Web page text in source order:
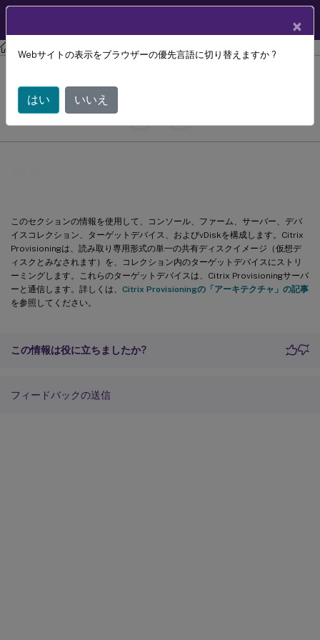
Citrix Provisioning Citrix Provisioning 2407
このセクションの情報を使用して、コンソール、ファーム、サーバー、デバ
イスコレクション、ターゲットデバイス、およびvDiskを構成します。Citrix
Provisioningは、読み取り専用形式の単一の共有ディスクイメージ（仮想デ
ィスクとみなされます）を、コレクション内のターゲットデバイスにストリ
ーミングします。これらのターゲットデバイスは、Citrix Provisioningサーバ
ーと通信します。詳しくは、 Citrix Provisioningの「アーキテクチャ」の記事
を参照してください。
この情報は役に立ちましたか?
フィードバックの送信
構成
July 29, 2024
C
×
Webサイトの表示をブラウザーの優先言語に切り替えますか ?
はい いいえ